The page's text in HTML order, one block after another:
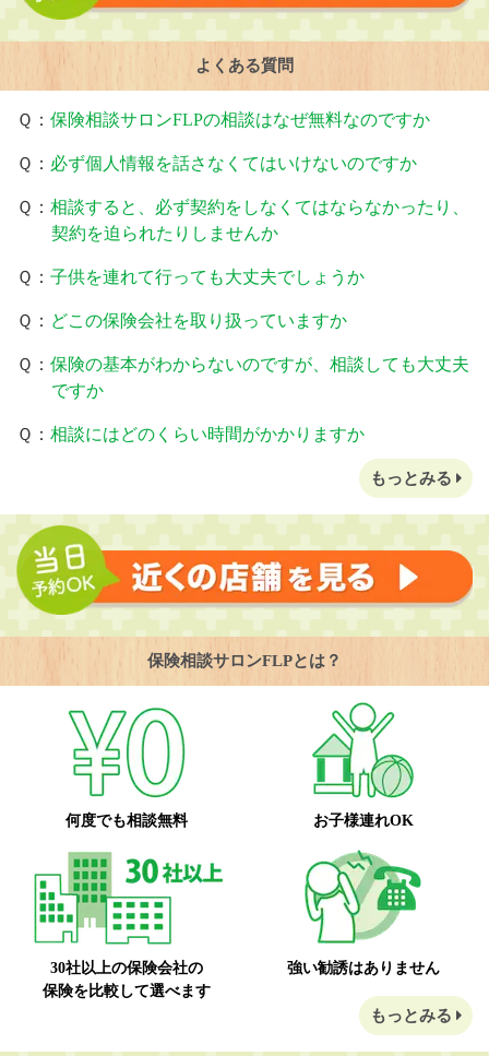
よくある質問
Ｑ： 保険相談サロンFLPの相談はなぜ無料なのですか
Ｑ： 必ず個人情報を話さなくてはいけないのですか
Ｑ： 相談すると、必ず契約をしなくてはならなかったり、
契約を迫られたりしませんか
Ｑ： 子供を連れて行っても大丈夫でしょうか
Ｑ： どこの保険会社を取り扱っていますか
Ｑ： 保険の基本がわからないのですが、相談しても大丈夫
ですか
Ｑ： 相談にはどのくらい時間がかかりますか
もっとみる
保険相談サロンFLPとは？
何度でも相談無料 お子様連れOK
30社以上の保険会社の
保険を比較して選べます
強い勧誘はありません
もっとみる